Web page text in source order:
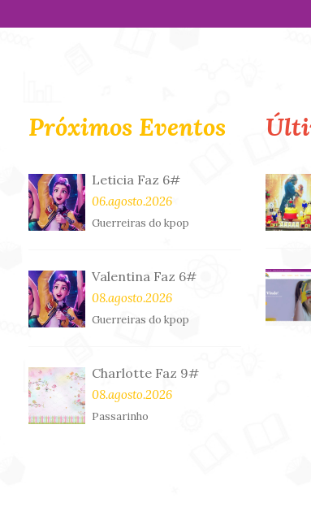
Próximos Eventos
Leticia Faz 6#
06.agosto.2026
Guerreiras do kpop
Valentina Faz 6#
08.agosto.2026
Guerreiras do kpop
Charlotte Faz 9#
08.agosto.2026
Passarinho